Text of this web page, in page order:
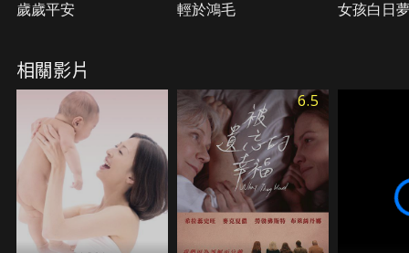
歲歲平安 輕於鴻毛 女孩白日
相關影片
6.5